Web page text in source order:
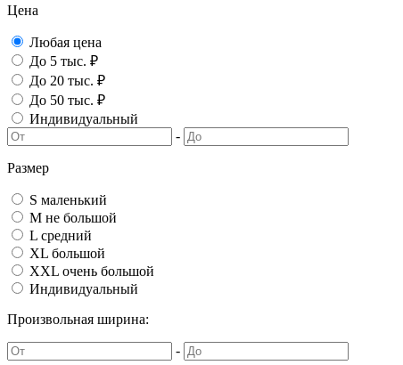
Цена
Любая цена
До 5 тыс. ₽
До 20 тыс. ₽
До 50 тыс. ₽
Индивидуальный
-
Размер
S маленький
M не большой
L средний
XL большой
XXL очень большой
Индивидуальный
Произвольная ширина:
-